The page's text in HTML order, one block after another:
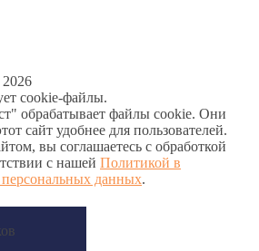
cookie-файлы.
обрабатывает файлы cookie. Они
сайт удобнее для пользователей.
вы соглашаетесь с обработкой
с нашей Политикой в
данных.